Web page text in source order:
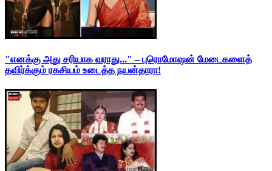
"எனக்கு அது சரியாக வராது..." – புரொமோஷன் மேடைகளைத்
தவிர்க்கும் ரகசியம் உடைத்த நயன்தாரா!